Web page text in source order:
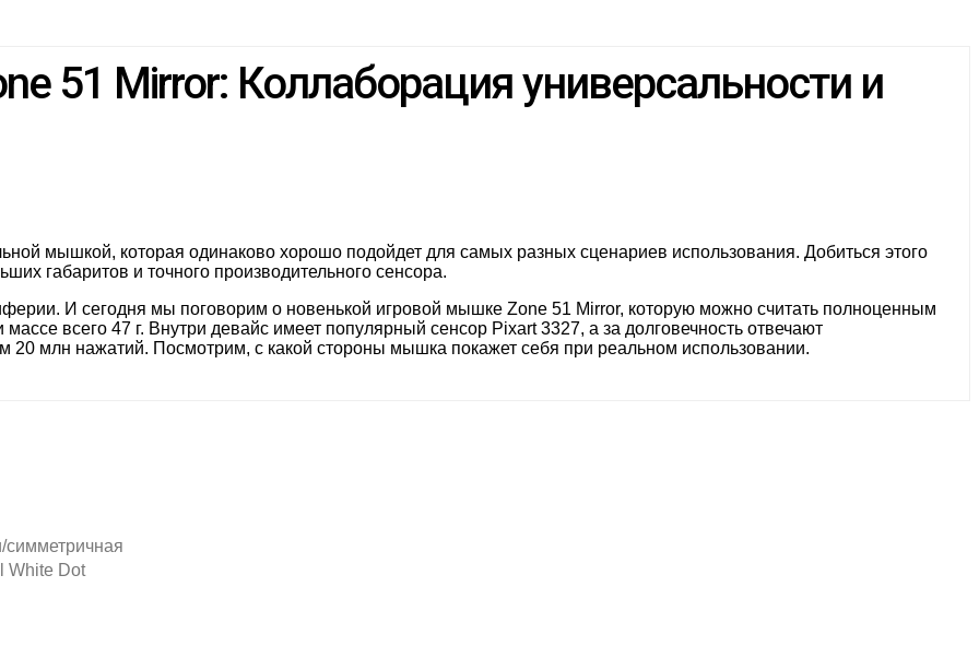
51 Mirror: Коллаборация универсальности и
мышкой, которая одинаково хорошо подойдет для самых разных сценариев использования. Добиться этого
габаритов и точного производительного сенсора.
И сегодня мы поговорим о новенькой игровой мышке Zone 51 Mirror, которую можно считать полноценным
всего 47 г. Внутри девайс имеет популярный сенсор Pixart 3327, а за долговечность отвечают
20 млн нажатий. Посмотрим, с какой стороны мышка покажет себя при реальном использовании.
симметричная
White Dot